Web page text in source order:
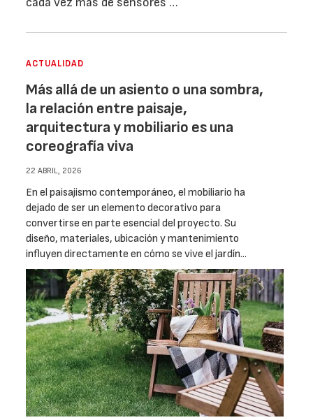
ACTUALIDAD
Más allá de un asiento o una sombra,
la relación entre paisaje,
arquitectura y mobiliario es una
coreografía viva
22 ABRIL, 2026
En el paisajismo contemporáneo, el mobiliario ha
dejado de ser un elemento decorativo para
convertirse en parte esencial del proyecto. Su
diseño, materiales, ubicación y mantenimiento
influyen directamente en cómo se vive el jardín...